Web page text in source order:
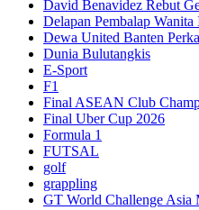
David Benavidez Rebut
Delapan Pembalap Wanita
Dewa United Banten
Dunia Bulutangkis
E-Sport
F1
Final ASEAN Club
Final Uber Cup 2026
Formula 1
FUTSAL
golf
grappling
GT World Challenge Asia